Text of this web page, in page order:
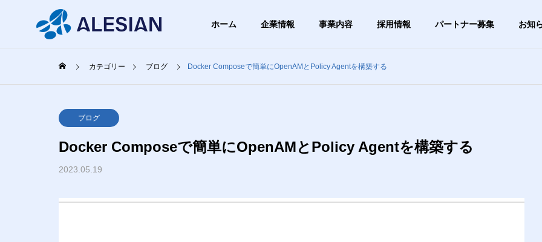
ホーム 企業情報 事業内容 採用情報 パートナー募集 お知
PHILOSOPHY VISION
BLOG
ブログ
カテゴリー ブログ Docker Composeで簡単にOpenAMとPolicy Agentを構築する
ブログ
Docker Composeで簡単にOpenAMとPolicy Agentを構築する
2023.05.19